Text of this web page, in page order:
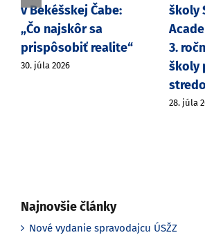
v Bekéšskej Čabe:
„Čo najskôr sa
prispôsobiť realite“
30. júla 2026
školy
3.
školy
28. júla
Najnovšie články
Nové vydanie spravodajcu ÚSŽZ